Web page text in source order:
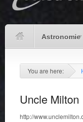
Astronomie
You are here:
Uncle Milton
http://